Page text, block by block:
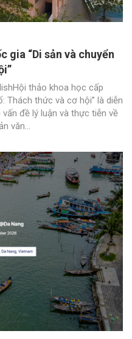
gia “Di sản và chuyển
thảo khoa học cấp
Thách thức và cơ hội” là diễn
đề lý luận và thực tiễn về
văn...